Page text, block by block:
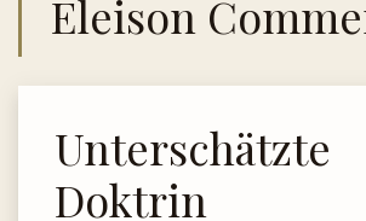
Eleison
Unterschätzte
Doktrin